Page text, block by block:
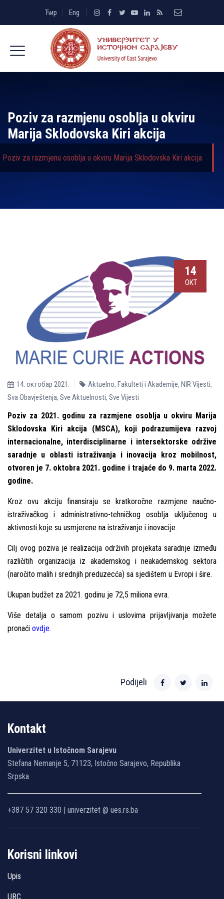
Ћир Eng
Poziv za razmjenu osoblјa u okviru
Marija Sklodovska Kiri akcija
Poziv za razmjenu osoblјa u okviru Marija Sklodovska Kiri akcija
14
ОКТ
14. октобар 2021. Aktuelno, Fakulteti i Akademije, NIR Vijesti,
Sva Obavještenja, Sve Aktuelnosti, Sve Vijesti
Poziv za 2021. godinu za razmjene osoblјa u okviru Marija
Sklodovska Kiri akcija (MSCA), koji podrazumijeva razvoj
internacionalne, interdisciplinarne i intersektorske održive
saradnje u oblasti istraživanja i inovacija kroz mobilnost,
otvoren je 7. oktobra 2021. godine i trajaće do 9. marta 2022.
godine.
Kroz ovu akciju finansiraju se kratkoročne razmjene naučno-
istraživačkog i administrativno-tehničkog osoblјa uklјučenog u
aktivnosti koje su usmjerene na istraživanje i inovacije.
Cilј ovog poziva je realizacija održivih projekata saradnje između
različitih organizacija iz akademskog i neakademskog sektora
(naročito malih i srednjih preduzecća) sa sjedištem u Evropi i šire.
Ukupan budžet za 2021. godinu je 72,5 miliona evra.
Više detalјa o samom pozivu i uslovima prijavlјivanja možete
pronaći ovdje.
Podijeli
Kontakt
Univerzitet u Istočnom Sarajevu
Stefana Nemanje 5, 71123, Istočno Sarajevo, Republika
Srpska
+387 57 320 330 | univerzitet @ ues.rs.ba
Korisni linkovi
Upis
URC